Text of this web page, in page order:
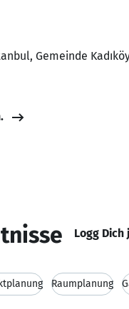
Gemeinde
Logg
Raumplanung